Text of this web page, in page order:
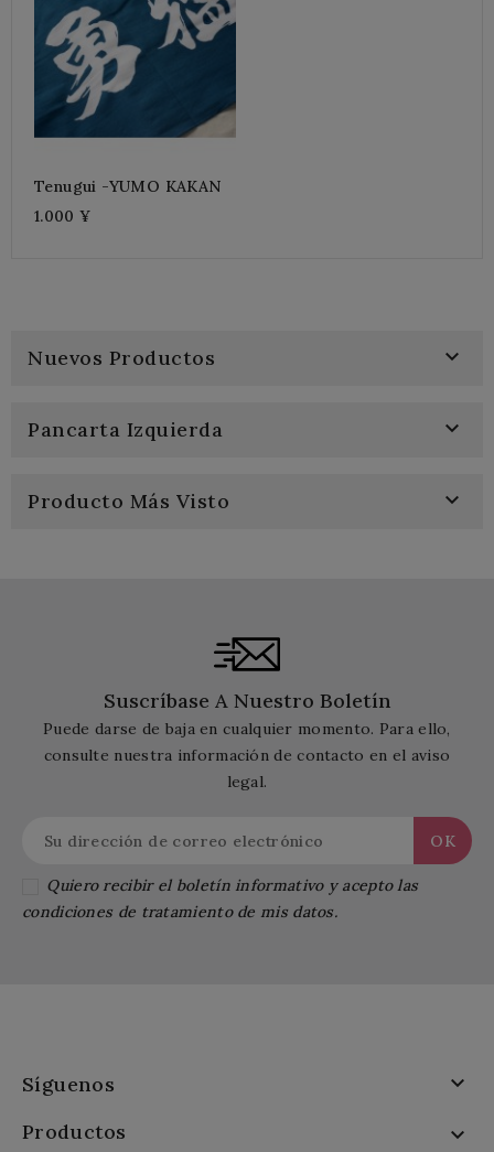
Tenugui -YUMO KAKAN
1.000 ¥
Nuevos Productos 
Pancarta Izquierda 
Producto Más Visto 
Suscríbase A Nuestro Boletín
Puede darse de baja en cualquier momento. Para ello,
consulte nuestra información de contacto en el aviso
legal.
Quiero recibir el boletín informativo y acepto las
condiciones de tratamiento de mis datos.
Síguenos 
Productos 